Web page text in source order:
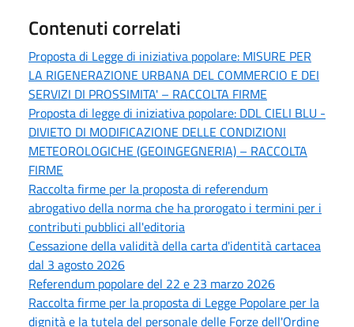
Contenuti correlati
Proposta di Legge di iniziativa popolare: MISURE PER
LA RIGENERAZIONE URBANA DEL COMMERCIO E DEI
SERVIZI DI PROSSIMITA' – RACCOLTA FIRME
Proposta di legge di iniziativa popolare: DDL CIELI BLU -
DIVIETO DI MODIFICAZIONE DELLE CONDIZIONI
METEOROLOGICHE (GEOINGEGNERIA) – RACCOLTA
FIRME
Raccolta firme per la proposta di referendum
abrogativo della norma che ha prorogato i termini per i
contributi pubblici all'editoria
Cessazione della validità della carta d'identità cartacea
dal 3 agosto 2026
Referendum popolare del 22 e 23 marzo 2026
Raccolta firme per la proposta di Legge Popolare per la
dignità e la tutela del personale delle Forze dell'Ordine